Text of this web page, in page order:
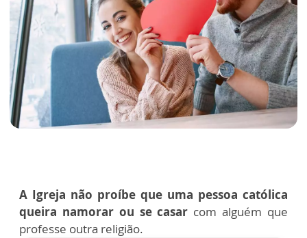
A Igreja não proíbe que uma pessoa católica
queira namorar ou se casar com alguém que
professe outra religião.